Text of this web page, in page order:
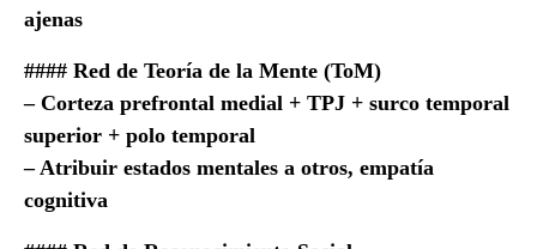
ajenas
#### Red de Teoría de la Mente (ToM)
– Corteza prefrontal medial + TPJ + surco temporal
superior + polo temporal
– Atribuir estados mentales a otros, empatía
cognitiva